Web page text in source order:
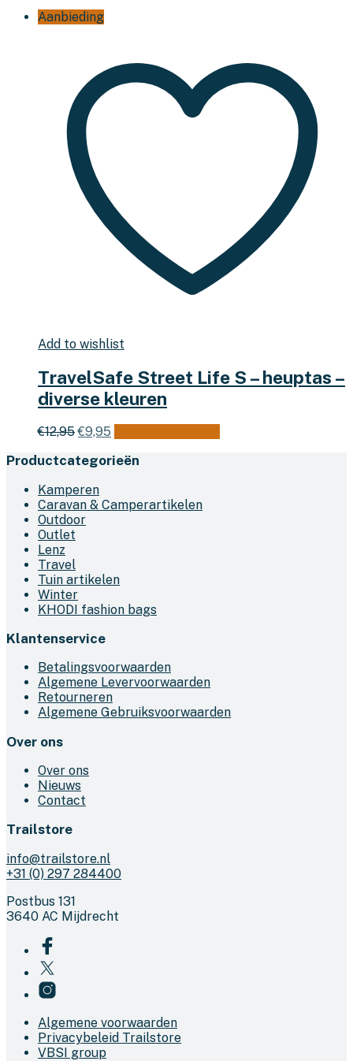
Aanbieding
Add to wishlist
TravelSafe Street Life S – heuptas –
diverse kleuren
€12,95Oorspronkelijke
was:
€9,95
is:
Productcategorieën
Kamperen
Caravan & Camperartikelen
Outdoor
Outlet
Lenz
Travel
Tuin artikelen
Winter
KHODI fashion bags
Klantenservice
Betalingsvoorwaarden
Algemene Levervoorwaarden
Retourneren
Algemene Gebruiksvoorwaarden
Over ons
Over ons
Nieuws
Contact
Trailstore
info@trailstore.nl
+31 (0) 297 284400
Postbus 131
3640 AC Mijdrecht
Algemene voorwaarden
Privacybeleid Trailstore
VBSI group